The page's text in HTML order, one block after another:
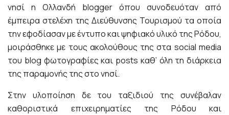
νησί η Ολλανδή blogger όπου συνοδευόταν από
έμπειρα στελέχη της Διεύθυνσης Τουρισμού τα οποία
την εφοδίασαν με έντυπο και ψηφιακό υλικό της Ρόδου,
μοιράσθηκε με τους ακολούθους της στα social media
του blog φωτογραφίες και posts καθ’ όλη τη διάρκεια
της παραμονής της στο νησί.
Στην υλοποίηση δε του ταξιδιού της συνέβαλαν
καθοριστικά επιχειρηματίες της Ρόδου και